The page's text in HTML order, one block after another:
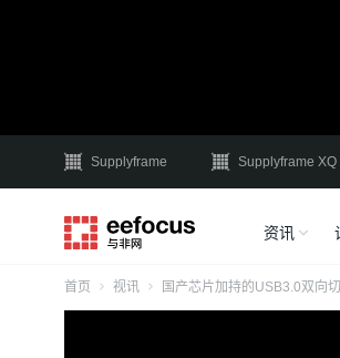
Supplyframe Supplyframe XQ
资讯
首页 视讯 国产芯片加持的USB3.0双向